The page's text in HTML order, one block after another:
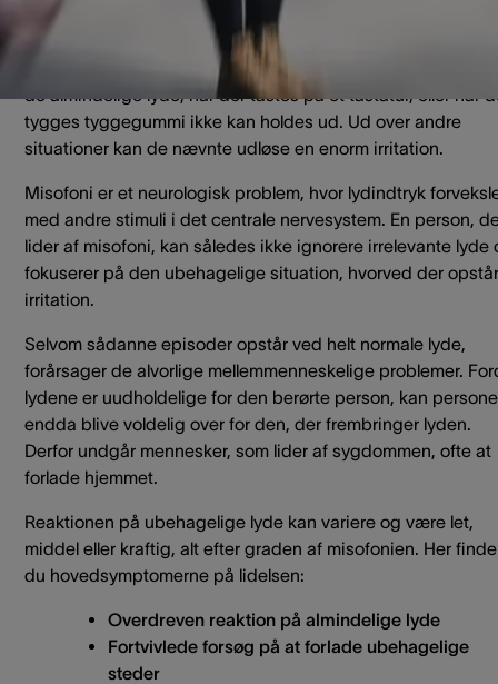
Begrebet ”miso” kommer fra græsk og betyder had eller
det græske ord ”phone” betyder lyd. Misofoni henviser
dermed til, at bestemte lyde, som en vandhane, der
de almindelige lyde, når der tastes på et tastatur, eller når
tygges tyggegummi ikke kan holdes ud. Ud over andre
situationer kan de nævnte udløse en enorm irritation.
Misofoni er et neurologisk problem, hvor lydindtryk
med andre stimuli i det centrale nervesystem. En person,
lider af misofoni, kan således ikke ignorere irrelevante lyde
fokuserer på den ubehagelige situation, hvorved der opstår
irritation.
Selvom sådanne episoder opstår ved helt normale lyde,
forårsager de alvorlige mellemmenneskelige problemer.
lydene er uudholdelige for den berørte person, kan
endda blive voldelig over for den, der frembringer lyden.
Derfor undgår mennesker, som lider af sygdommen, ofte at
forlade hjemmet.
Reaktionen på ubehagelige lyde kan variere og være let,
middel eller kraftig, alt efter graden af misofonien. Her
du hovedsymptomerne på lidelsen:
Overdreven reaktion på almindelige lyde
Fortvivlede forsøg på at forlade ubehagelige
steder